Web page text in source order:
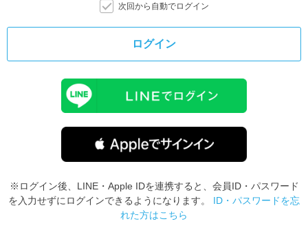
次回から自動でログイン
ログイン
※ログイン後、LINE・Apple IDを連携すると、会員ID・パスワード
を入力せずにログインできるようになります。 ID・パスワードを忘
れた方はこちら